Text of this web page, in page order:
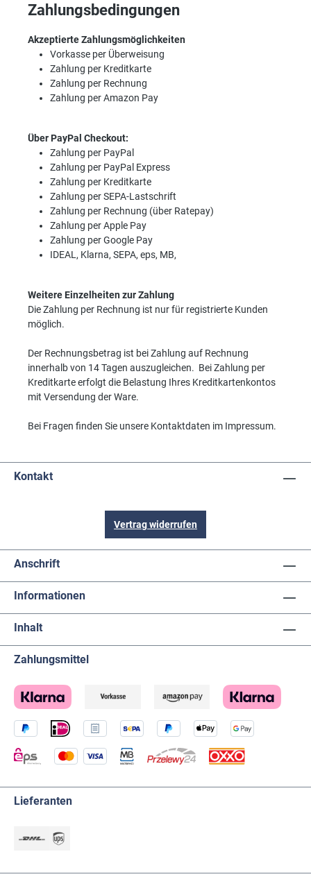
Zahlungsbedingungen
Akzeptierte Zahlungsmöglichkeiten
Vorkasse per Überweisung
Zahlung per Kreditkarte
Zahlung per Rechnung
Zahlung per Amazon Pay
Über PayPal Checkout:
Zahlung per PayPal
Zahlung per PayPal Express
Zahlung per Kreditkarte
Zahlung per SEPA-Lastschrift
Zahlung per Rechnung (über Ratepay)
Zahlung per Apple Pay
Zahlung per Google Pay
IDEAL, Klarna, SEPA, eps, MB,
Weitere Einzelheiten zur Zahlung
Die Zahlung per Rechnung ist nur für registrierte Kunden
möglich.
Der Rechnungsbetrag ist bei Zahlung auf Rechnung
innerhalb von 14 Tagen auszugleichen. Bei Zahlung per
Kreditkarte erfolgt die Belastung Ihres Kreditkartenkontos
mit Versendung der Ware.
Bei Fragen finden Sie unsere Kontaktdaten im Impressum.
Kontakt
Vertrag widerrufen
Anschrift
Informationen
Inhalt
Zahlungsmittel
Lieferanten